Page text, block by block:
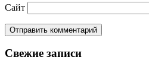
Сайт
Свежие записи